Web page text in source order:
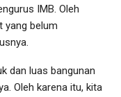
IMB. Oleh
yang belum
dan luas bangunan
Oleh karena itu, kita